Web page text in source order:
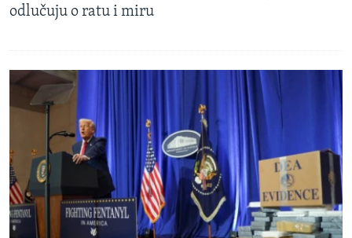
odlučuju o ratu i miru